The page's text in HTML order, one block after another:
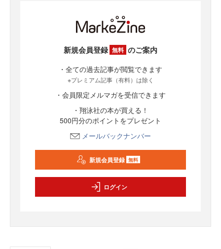
新規会員登録 無料 のご案内
・全ての過去記事が閲覧できます
※プレミアム記事（有料）は除く
・会員限定メルマガを受信できます
・翔泳社の本が買える！
500円分のポイントをプレゼント
メールバックナンバー
新規会員登録 無料
ログイン